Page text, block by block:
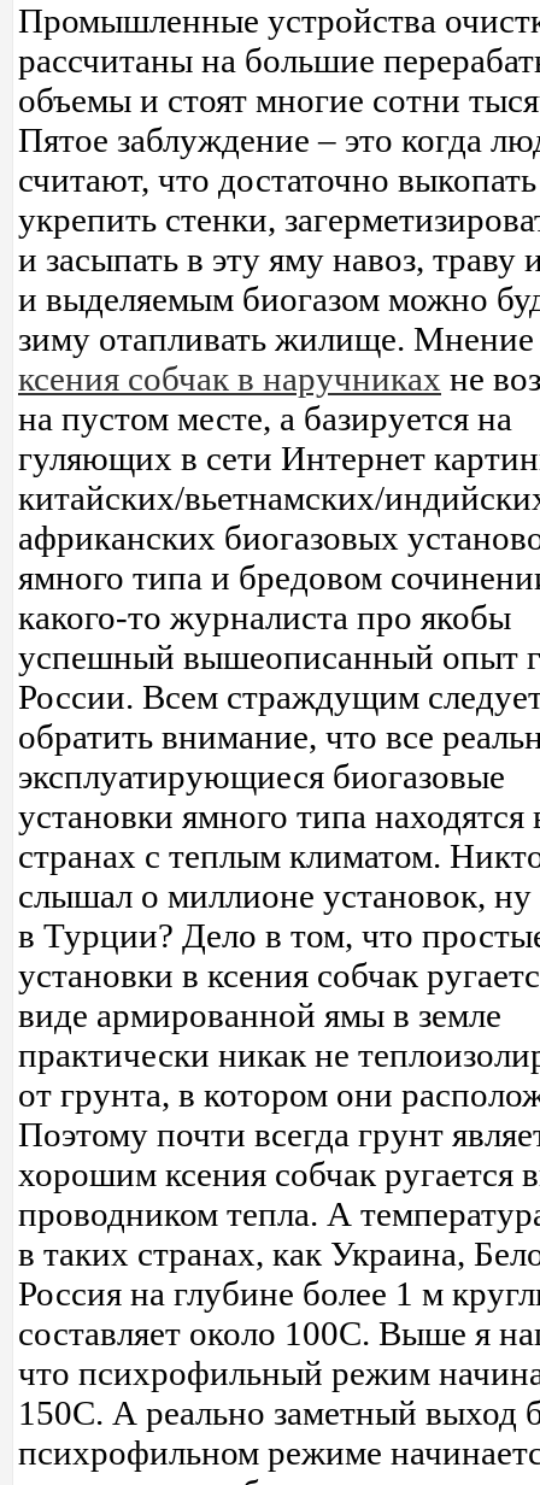
Промышленные устройства
рассчитаны на большие
объемы и стоят многие сотни
Пятое заблуждение – это когда
считают, что достаточно
укрепить стенки,
и засыпать в эту яму навоз, траву
и выделяемым биогазом можно
зиму отапливать жилище. Мнение
ксения собчак в наручниках не
на пустом месте, а базируется на
гуляющих в сети Интернет
китайских/вьетнамских/
африканских биогазовых
ямного типа и бредовом
какого-то журналиста про якобы
успешный вышеописанный опыт
России. Всем страждущим
обратить внимание, что все
эксплуатирующиеся биогазовые
установки ямного типа находятся
странах с теплым климатом.
слышал о миллионе установок, ну
в Турции? Дело в том, что
установки в ксения собчак
виде армированной ямы в земле
практически никак не
от грунта, в котором они
Поэтому почти всегда грунт
хорошим ксения собчак ругается
проводником тепла. А
в таких странах, как Украина,
Россия на глубине более 1 м
составляет около 100C. Выше я
что психрофильный режим
150C. А реально заметный выход
психрофильном режиме